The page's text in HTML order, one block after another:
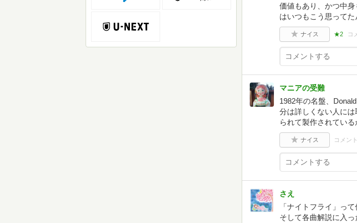
価値もあり、かつ中
はいつもこう思ってた
ナイス ★2 コ
マニアの受難
1982年の名盤、
分は詳しくない人に
られて製作されてい
ナイス コメン
さえ
「ナイトフライ」っ
そして各曲解説に入